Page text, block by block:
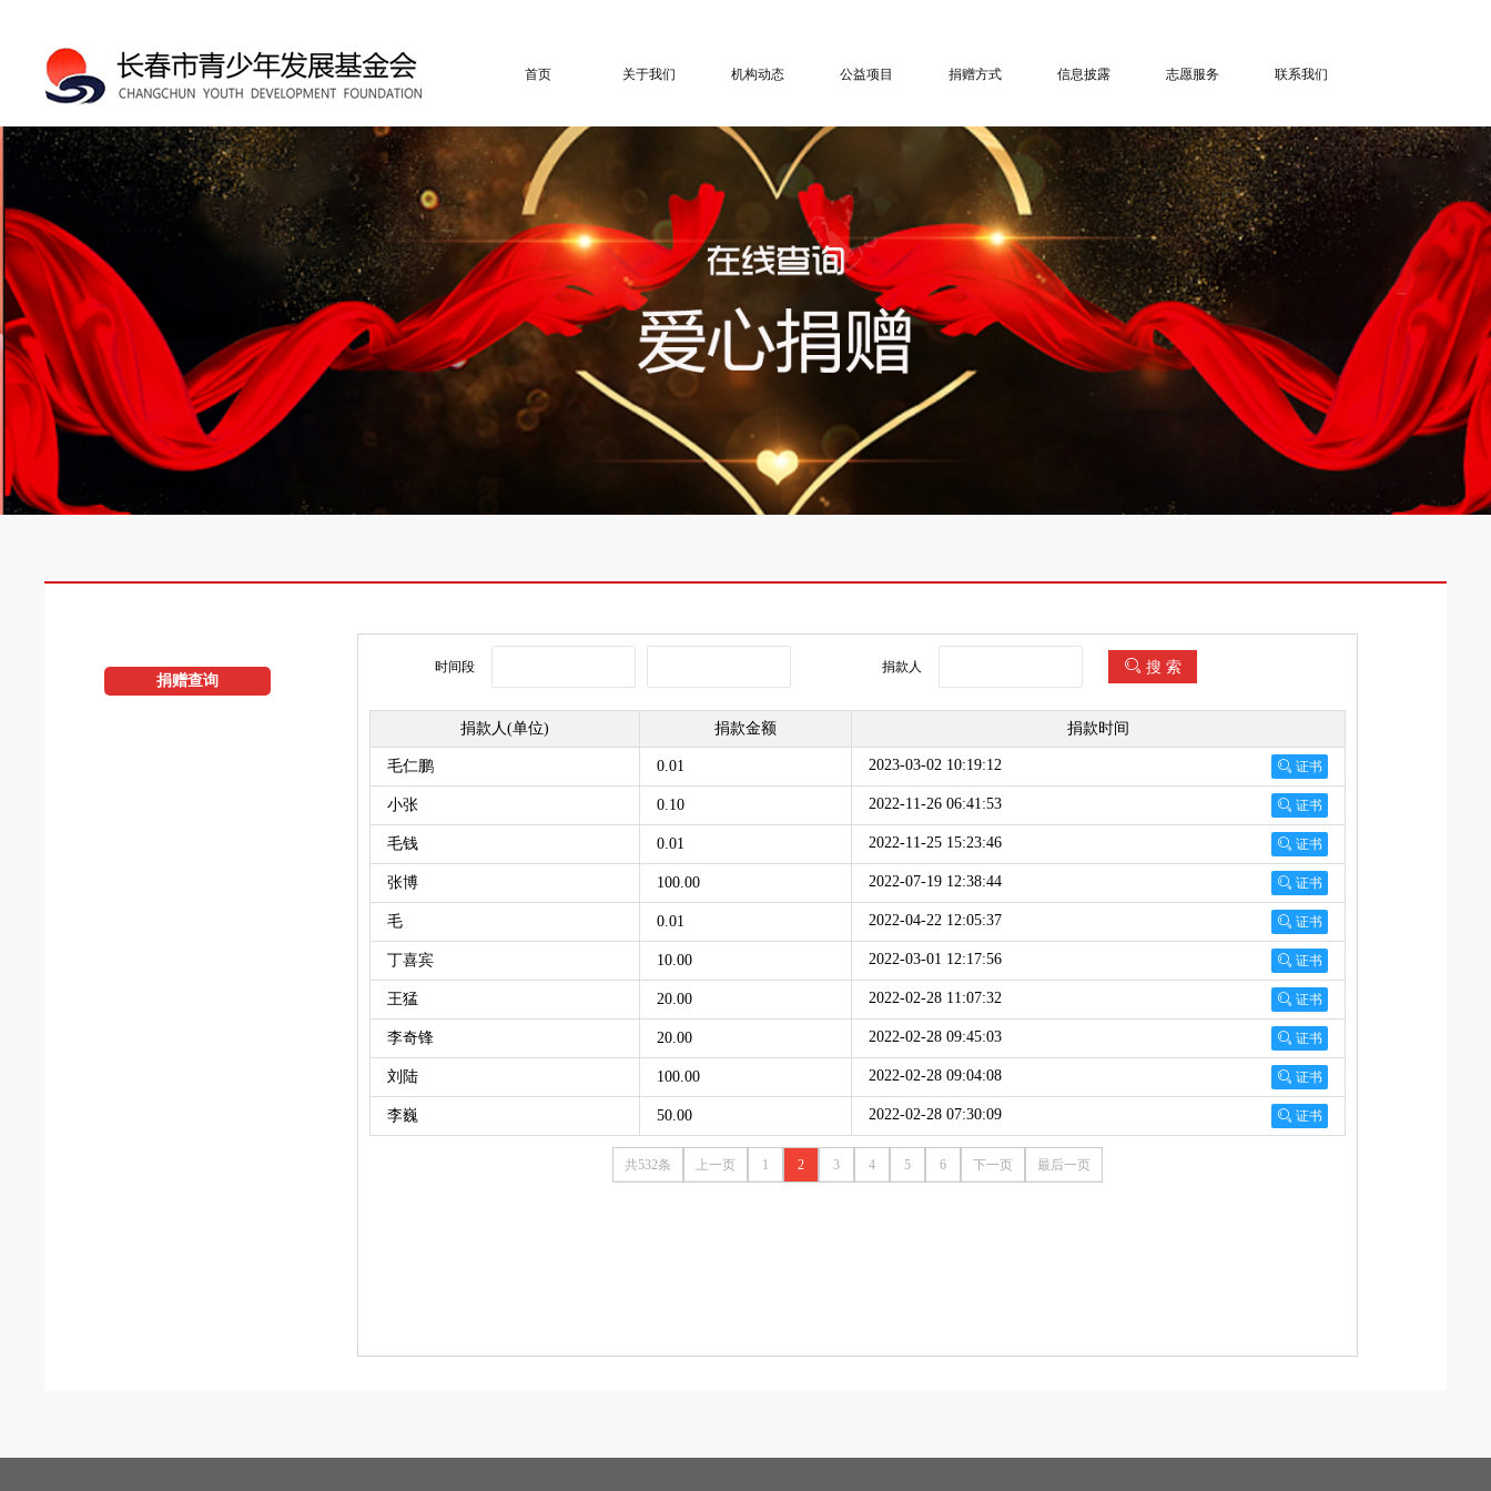
首页 关于我们 机构动态 公益项目 捐赠方式 信息披露 志愿服务 联系我们
捐赠查询
时间段 捐款人  搜 索
捐款人(单位) 捐款金额 捐款时间
毛仁鹏 0.01 2023-03-02 10:19:12  证书
小张 0.10 2022-11-26 06:41:53  证书
毛钱 0.01 2022-11-25 15:23:46  证书
张博 100.00 2022-07-19 12:38:44  证书
毛 0.01 2022-04-22 12:05:37  证书
丁喜宾 10.00 2022-03-01 12:17:56  证书
王猛 20.00 2022-02-28 11:07:32  证书
李奇锋 20.00 2022-02-28 09:45:03  证书
刘陆 100.00 2022-02-28 09:04:08  证书
李巍 50.00 2022-02-28 07:30:09  证书
共532条 上一页 1 2 3 4 5 6 下一页 最后一页